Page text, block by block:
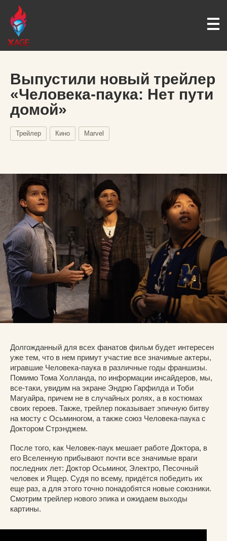
Выпустили новый трейлер
«Человека-паука: Нет пути
домой»
Трейлер Кино Marvel
Долгожданный для всех фанатов фильм будет интересен
уже тем, что в нем примут участие все значимые актеры,
игравшие Человека-паука в различные годы франшизы.
Помимо Тома Холланда, по информации инсайдеров, мы,
все-таки, увидим на экране Эндрю Гарфилда и Тоби
Магуайра, причем не в случайных ролях, а в костюмах
своих героев. Также, трейлер показывает эпичную битву
на мосту с Осьминогом, а также союз Человека-паука с
Доктором Стрэнджем.
После того, как Человек-паук мешает работе Доктора, в
его Вселенную прибывают почти все значимые враги
последних лет: Доктор Осьминог, Электро, Песочный
человек и Ящер. Судя по всему, придётся победить их
еще раз, а для этого точно понадобятся новые союзники.
Смотрим трейлер нового эпика и ожидаем выходы
картины.